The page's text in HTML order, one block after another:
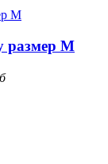
размер M